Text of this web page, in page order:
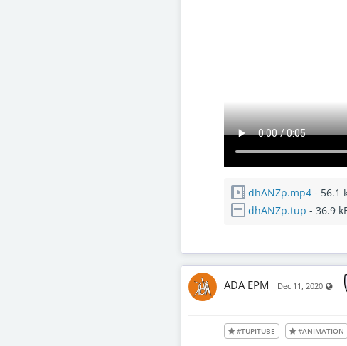
dhANZp.mp4 - 56.1
dhANZp.tup - 36.9
ADA EPM Dec 11, 2020
#TUPITUBE #ANIMATION